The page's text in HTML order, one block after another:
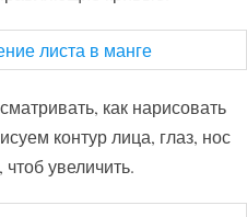
как нарисовать
контур лица, глаз, нос
увеличить.